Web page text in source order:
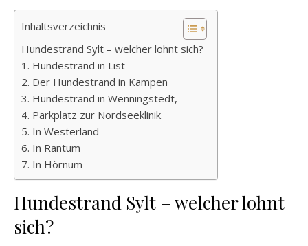
Inhaltsverzeichnis
Hundestrand Sylt – welcher lohnt sich?
1. Hundestrand in List
2. Der Hundestrand in Kampen
3. Hundestrand in Wenningstedt,
4. Parkplatz zur Nordseeklinik
5. In Westerland
6. In Rantum
7. In Hörnum
Hundestrand Sylt – welcher lohnt
sich?